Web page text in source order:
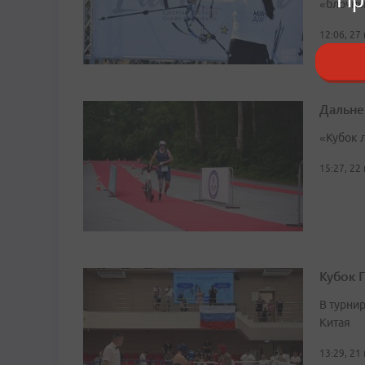
12:06,
«Кубок
15:27,
Кубок
В
Китая
13:29,